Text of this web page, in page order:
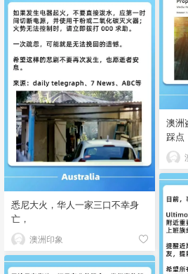
澳洲
踩点
悉尼大火，华人一家三口不幸身
亡，
澳洲印象